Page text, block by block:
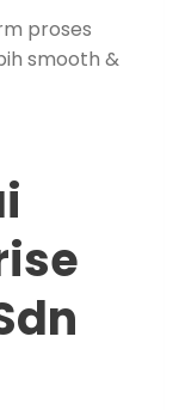
proses
smooth &